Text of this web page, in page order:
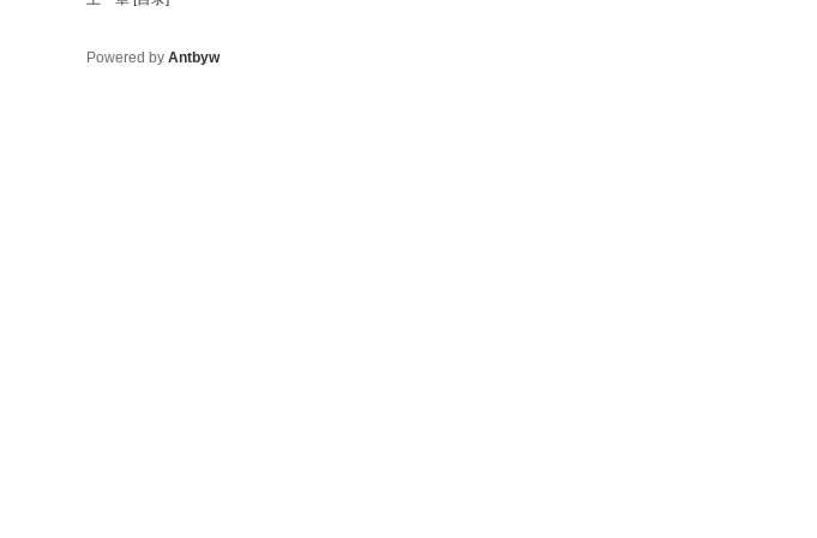
Powered by Antbyw